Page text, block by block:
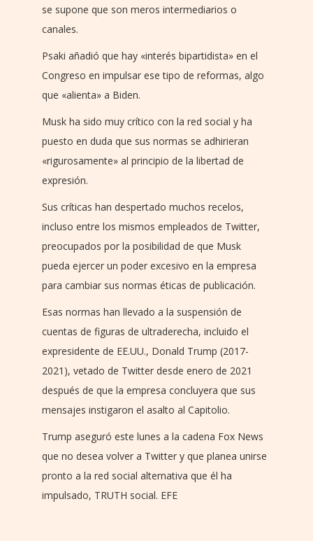
se supone que son meros intermediarios o
canales.
Psaki añadió que hay «interés bipartidista» en el
Congreso en impulsar ese tipo de reformas, algo
que «alienta» a Biden.
Musk ha sido muy crítico con la red social y ha
puesto en duda que sus normas se adhirieran
«rigurosamente» al principio de la libertad de
expresión.
Sus críticas han despertado muchos recelos,
incluso entre los mismos empleados de Twitter,
preocupados por la posibilidad de que Musk
pueda ejercer un poder excesivo en la empresa
para cambiar sus normas éticas de publicación.
Esas normas han llevado a la suspensión de
cuentas de figuras de ultraderecha, incluido el
expresidente de EE.UU., Donald Trump (2017-
2021), vetado de Twitter desde enero de 2021
después de que la empresa concluyera que sus
mensajes instigaron el asalto al Capitolio.
Trump aseguró este lunes a la cadena Fox News
que no desea volver a Twitter y que planea unirse
pronto a la red social alternativa que él ha
impulsado, TRUTH social. EFE